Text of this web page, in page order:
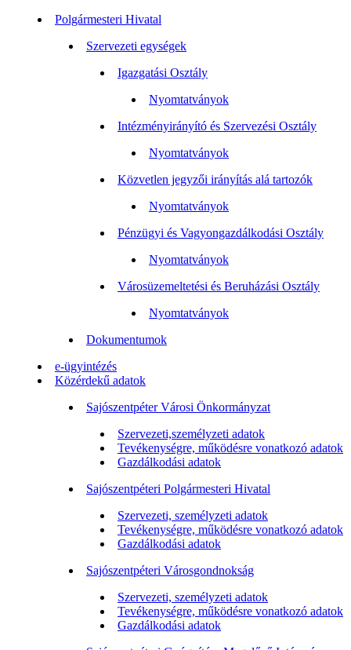
Polgármesteri Hivatal
Szervezeti egységek
Igazgatási Osztály
Nyomtatványok
Intézményirányító és Szervezési Osztály
Nyomtatványok
Közvetlen jegyzői irányítás alá tartozók
Nyomtatványok
Pénzügyi és Vagyongazdálkodási Osztály
Nyomtatványok
Városüzemeltetési és Beruházási Osztály
Nyomtatványok
Dokumentumok
e-ügyintézés
Közérdekű adatok
Sajószentpéter Városi Önkormányzat
Szervezeti,személyzeti adatok
Tevékenységre, működésre vonatkozó adatok
Gazdálkodási adatok
Sajószentpéteri Polgármesteri Hivatal
Szervezeti, személyzeti adatok
Tevékenységre, működésre vonatkozó adatok
Gazdálkodási adatok
Sajószentpéteri Városgondnokság
Szervezeti, személyzeti adatok
Tevékenységre, működésre vonatkozó adatok
Gazdálkodási adatok